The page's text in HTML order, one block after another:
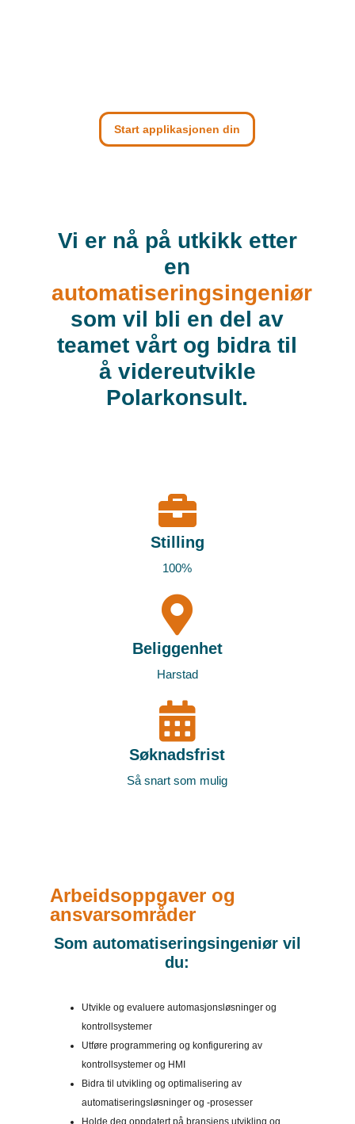
Start applikasjonen din
Vi er nå på utkikk etter
en
automatiseringsingeniør
som vil bli en del av
teamet vårt og bidra til
å videreutvikle
Polarkonsult.
Stilling
100%
Beliggenhet
Harstad
Søknadsfrist
Så snart som mulig
Arbeidsoppgaver og
ansvarsområder
Som automatiseringsingeniør vil
du:
Utvikle og evaluere automasjonsløsninger og
kontrollsystemer
Utføre programmering og konfigurering av
kontrollsystemer og HMI
Bidra til utvikling og optimalisering av
automatiseringsløsninger og -prosesser
Holde deg oppdatert på bransjens utvikling og